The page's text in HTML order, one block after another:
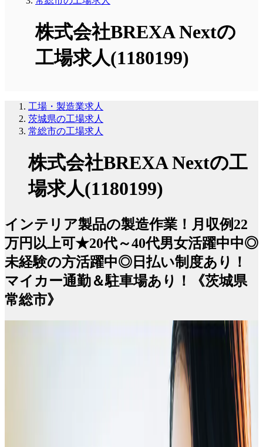
株式会社BREXA Nextの
工場求人(1180199)
工場・製造業求人
茨城県の工場求人
常総市の工場求人
株式会社BREXA Nextの工
場求人(1180199)
インテリア製品の製造作業！月収例22
万円以上可★20代～40代男女活躍中中◎
未経験の方活躍中◎日払い制度あり！
マイカー通勤＆駐車場あり！《茨城県
常総市》